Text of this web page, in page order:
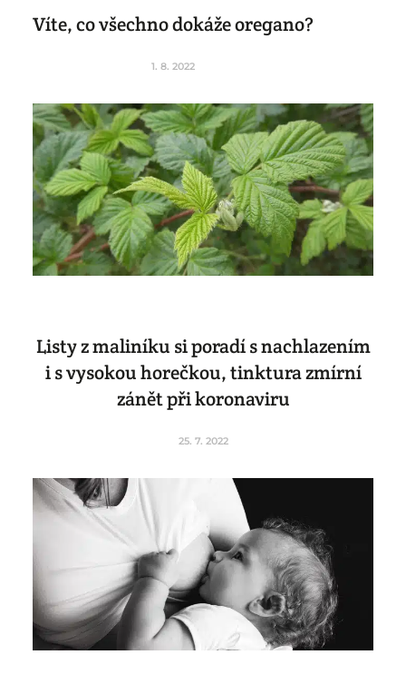
Víte, co všechno dokáže oregano?
1. 8. 2022
Listy z maliníku si poradí s nachlazením
i s vysokou horečkou, tinktura zmírní
zánět při koronaviru
25. 7. 2022